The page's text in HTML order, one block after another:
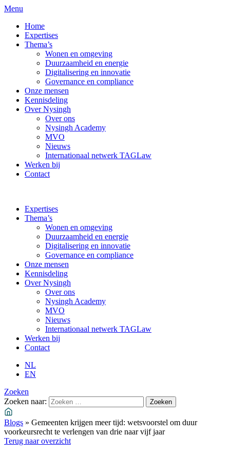
Menu
Home
Expertises
Thema’s
Wonen en omgeving
Duurzaamheid en energie
Digitalisering en innovatie
Governance en compliance
Onze mensen
Kennisdeling
Over Nysingh
Over ons
Nysingh Academy
MVO
Nieuws
Internationaal netwerk TAGLaw
Werken bij
Contact
Expertises
Thema’s
Wonen en omgeving
Duurzaamheid en energie
Digitalisering en innovatie
Governance en compliance
Onze mensen
Kennisdeling
Over Nysingh
Over ons
Nysingh Academy
MVO
Nieuws
Internationaal netwerk TAGLaw
Werken bij
Contact
NL
EN
Zoeken
Zoeken naar:
Blogs » Gemeenten krijgen meer tijd: wetsvoorstel om duur
voorkeursrecht te verlengen van drie naar vijf jaar
Terug naar overzicht